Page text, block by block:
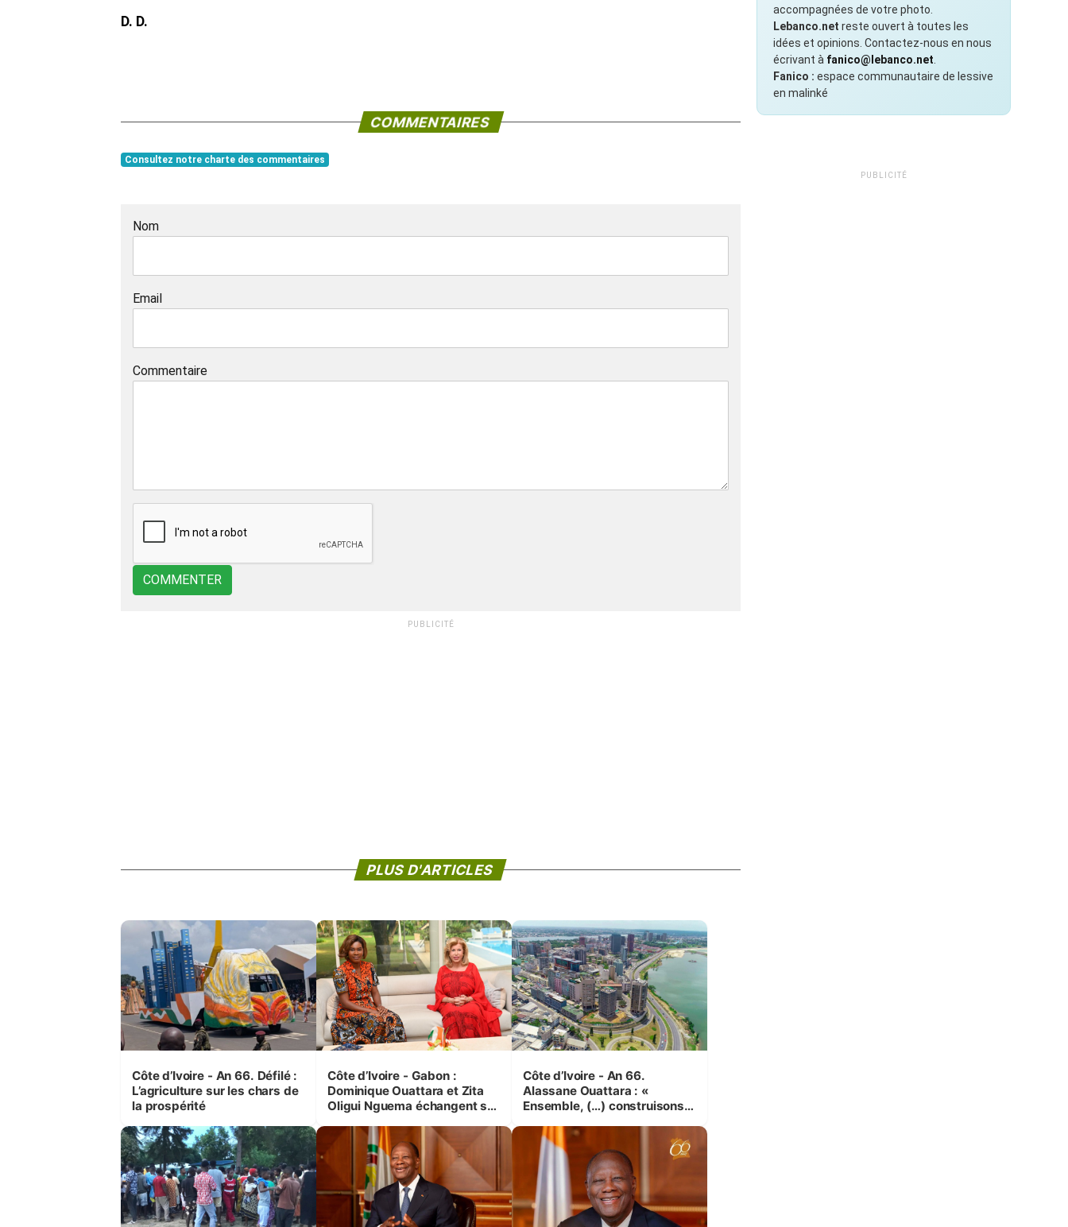
D. D.
COMMENTAIRES
Consultez notre charte des commentaires
Nom
Email
Commentaire
COMMENTER
PUBLICITÉ
PLUS D'ARTICLES
Côte d’Ivoire - An 66. Défilé :
L’agriculture sur les chars de
la prospérité
Côte d’Ivoire - Gabon :
Dominique Ouattara et Zita
Oligui Nguema échangent sur
femmes et des enfants
Côte d’Ivoire - An 66.
Alassane Ouattara : «
Ensemble, (…) construisons
mêmes et pour les
générations futures »
accompagnées de votre photo.
Lebanco.net reste ouvert à toutes les
idées et opinions. Contactez-nous en nous
écrivant à fanico@lebanco.net
Fanico : espace communautaire de lessive
en malinké
PUBLICITÉ